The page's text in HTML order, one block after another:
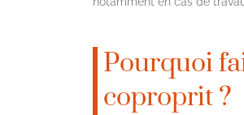
Pourquoi
coproprit ?